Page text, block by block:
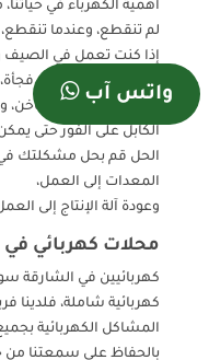
أهمية الكهرباء في
لم تنقطع، وعندما
إذا كنت تعمل في الصيف
الكمبيوتر عن العمل
وسخانات الماء
الكابل على الفور حتى
الحل قم بحل مشكلتك
المعدات إلى العمل،
وعودة آلة الإنتاج إلى
محلات كهربائي في
كهربائيين في الشارقة
كهربائية شاملة، فلدينا
المشاكل الكهربائية
بالحفاظ على سمعتنا من
واتس آب